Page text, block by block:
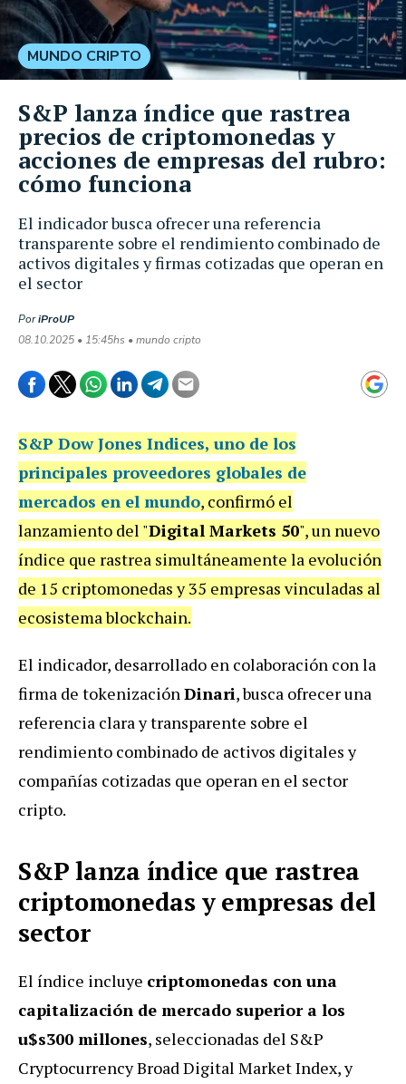
El indicador busca ofrecer una referencia
transparente sobre el rendimiento combinado de
activos digitales y firmas cotizadas que operan en
el sector
PoriProUP
08.10.2025 • 15:45hs • mundo cripto
MUNDO CRIPTO
S&P lanza índice que rastrea
precios de criptomonedas y
acciones de empresas del rubro:
cómo funciona
S&P Dow Jones Indices, uno de los
principales proveedores globales de
mercados en el mundo, confirmó el
lanzamiento del "Digital Markets 50", un nuevo
índice que rastrea simultáneamente la evolución
de 15 criptomonedas y 35 empresas vinculadas al
ecosistema blockchain.
El indicador, desarrollado en colaboración con la
firma de tokenizaciónDinari, busca ofrecer una
referencia clara y transparente sobre el
rendimiento combinado de activos digitales y
compañías cotizadas que operan en el sector
cripto.
S&P lanza índice que rastrea
criptomonedas y empresas del
sector
El índice incluye criptomonedas con una
capitalización de mercado superior a los
u$s300 millones, seleccionadas del S&P
Cryptocurrency Broad Digital Market Index, y